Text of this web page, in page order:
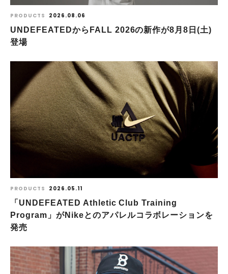
PRODUCTS 2026.08.06
UNDEFEATEDからFALL 2026の新作が8⽉8⽇(⼟)
登場
PRODUCTS 2026.05.11
「UNDEFEATED Athletic Club Training
Program」がNikeとのアパレルコラボレーションを
発売